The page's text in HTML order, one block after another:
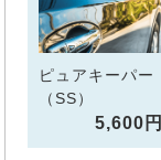
ピュアキーパー
（SS）
5,600